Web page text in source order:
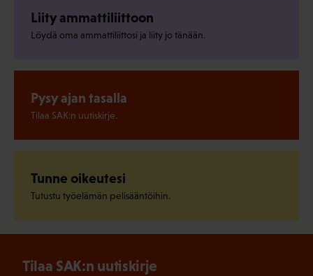
Liity ammattiliittoon
Löydä oma ammattiliittosi ja liity jo tänään.
Pysy ajan tasalla
Tilaa SAK:n uutiskirje.
Tunne oikeutesi
Tutustu työelämän pelisääntöihin.
Tilaa SAK:n uutiskirje